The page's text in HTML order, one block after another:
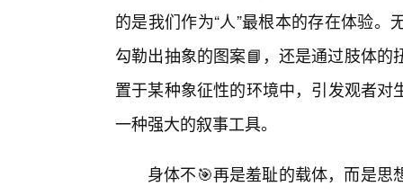
的是我们作为“人”最根本的存在体验
勾勒出抽象的图案📘，还是通过肢体
置于某种象征性的环境中，引发观者
一种强大的叙事工具。
身体不🎯再是羞耻的载体，而是